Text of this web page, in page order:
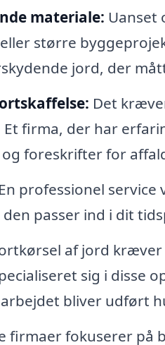
materiale: Uanset
større
jord, der
Det
firma, der har
foreskrifter for
En professionel
passer ind i dit
af jord
sig i disse
bliver udført
firmaer fokuserer på